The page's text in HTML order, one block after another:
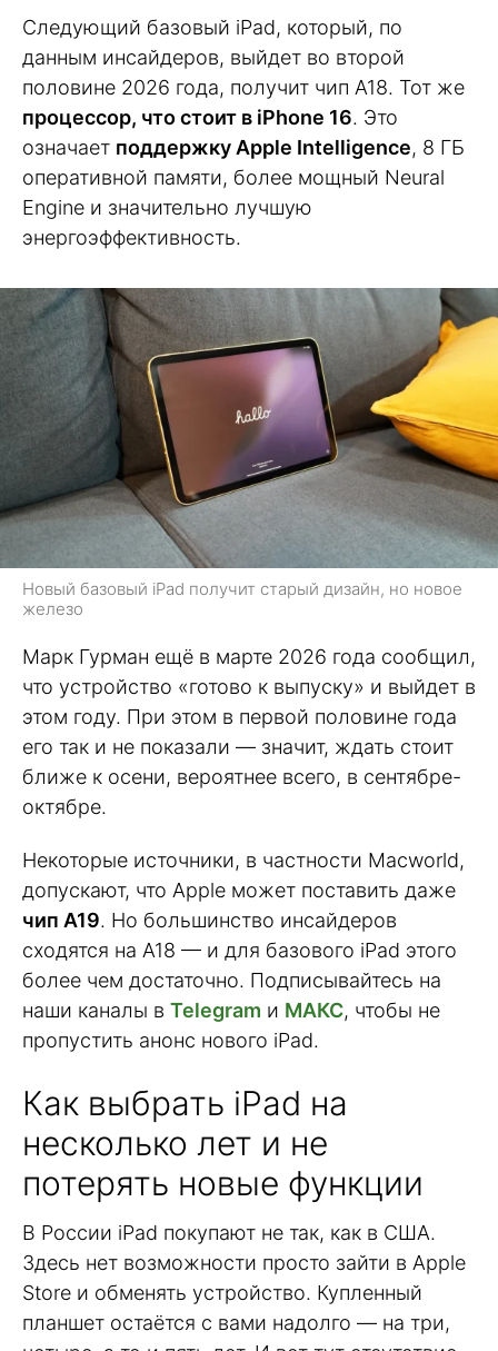
Следующий базовый iPad, который, по
данным инсайдеров, выйдет во второй
половине 2026 года, получит чип A18. Тот же
процессор, что стоит в iPhone 16. Это
означает поддержку Apple Intelligence, 8 ГБ
оперативной памяти, более мощный Neural
Engine и значительно лучшую
энергоэффективность.
Новый базовый iPad получит старый дизайн, но новое
железо
Марк Гурман ещё в марте 2026 года сообщил,
что устройство «готово к выпуску» и выйдет в
этом году. При этом в первой половине года
его так и не показали — значит, ждать стоит
ближе к осени, вероятнее всего, в сентябре-
октябре.
Некоторые источники, в частности Macworld,
допускают, что Apple может поставить даже
чип A19. Но большинство инсайдеров
сходятся на A18 — и для базового iPad этого
более чем достаточно. Подписывайтесь на
наши каналы в Telegram и МАКС, чтобы не
пропустить анонс нового iPad.
Как выбрать iPad на
несколько лет и не
потерять новые функции
В России iPad покупают не так, как в США.
Здесь нет возможности просто зайти в Apple
Store и обменять устройство. Купленный
планшет остаётся с вами надолго — на три,